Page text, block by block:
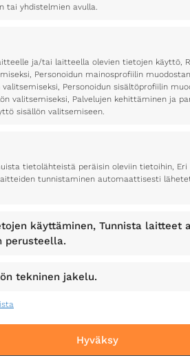
tai yhdistelmien avulla.
ja/tai laitteella olevien tietojen käyttö,
Personoidun mainosprofiilin
Personoidun sisältöprofiilin
valitsemiseksi, Palvelujen kehittäminen ja
sisällön valitsemiseen.
tietolähteistä peräisin oleviin tietoihin,
tunnistaminen automaattisesti
käyttäminen, Tunnista laitteet
perusteella.
tekninen jakelu.
Hyväksy